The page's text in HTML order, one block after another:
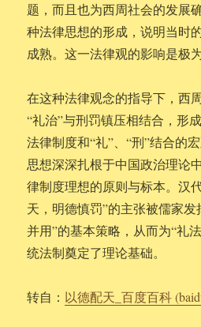
题，而且也为西周社会的发展
种法律思想的形成，说明当时
成熟。这一法律观的影响是极
在这种法律观念的指导下，西
“礼治”与刑罚镇压相结合，形
法律制度和“礼”、“刑”结合的
思想深深扎根于中国政治理论
律制度理想的原则与标本。汉
天，明德慎罚”的主张被儒家
并用”的基本策略，从而为“礼
统法制奠定了理论基础。
转自： 以德配天_百度百科